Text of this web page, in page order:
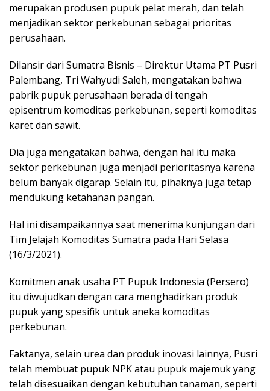
merupakan produsen pupuk pelat merah, dan telah
menjadikan sektor perkebunan sebagai prioritas
perusahaan.
Dilansir dari Sumatra Bisnis – Direktur Utama PT Pusri
Palembang, Tri Wahyudi Saleh, mengatakan bahwa
pabrik pupuk perusahaan berada di tengah
episentrum komoditas perkebunan, seperti komoditas
karet dan sawit.
Dia juga mengatakan bahwa, dengan hal itu maka
sektor perkebunan juga menjadi perioritasnya karena
belum banyak digarap. Selain itu, pihaknya juga tetap
mendukung ketahanan pangan.
Hal ini disampaikannya saat menerima kunjungan dari
Tim Jelajah Komoditas Sumatra pada Hari Selasa
(16/3/2021).
Komitmen anak usaha PT Pupuk Indonesia (Persero)
itu diwujudkan dengan cara menghadirkan produk
pupuk yang spesifik untuk aneka komoditas
perkebunan.
Faktanya, selain urea dan produk inovasi lainnya, Pusri
telah membuat pupuk NPK atau pupuk majemuk yang
telah disesuaikan dengan kebutuhan tanaman, seperti